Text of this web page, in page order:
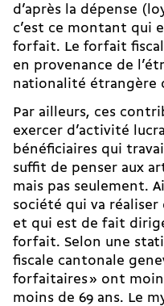
d’après la dépense
c’est ce montant qui
forfait. Le forfait fiscal
en provenance de
nationalité étrangère
Par ailleurs, ces
exercer d’activité
bénéficiaires qui
suffit de penser aux
mais pas seulement.
société qui va
et qui est de fait
forfait. Selon une
fiscale cantonale
forfaitaires » ont
moins de 69 ans. Le